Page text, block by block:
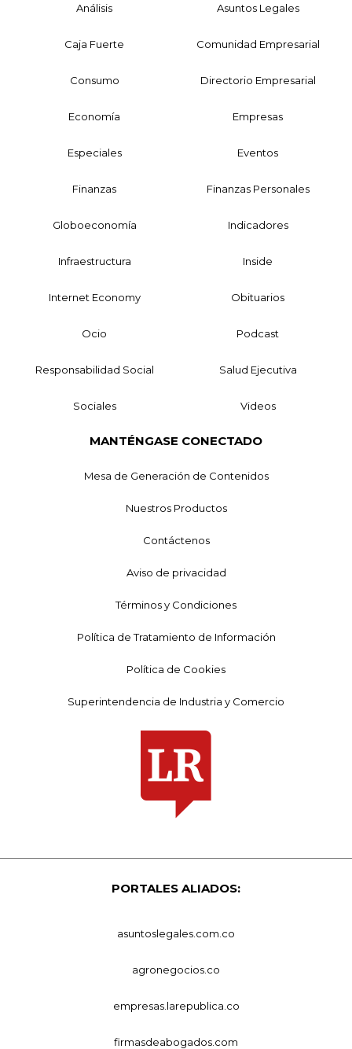
Análisis Asuntos Legales
Caja Fuerte Comunidad Empresarial
Consumo Directorio Empresarial
Economía Empresas
Especiales Eventos
Finanzas Finanzas Personales
Globoeconomía Indicadores
Infraestructura Inside
Internet Economy Obituarios
Ocio Podcast
Responsabilidad Social Salud Ejecutiva
Sociales Videos
MANTÉNGASE CONECTADO
Mesa de Generación de Contenidos
Nuestros Productos
Contáctenos
Aviso de privacidad
Términos y Condiciones
Política de Tratamiento de Información
Política de Cookies
Superintendencia de Industria y Comercio
PORTALES ALIADOS:
asuntoslegales.com.co
agronegocios.co
empresas.larepublica.co
firmasdeabogados.com